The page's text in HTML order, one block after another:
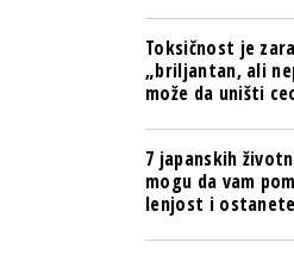
Toksičnost je
„briljantan, ali
može da uništi
7 japanskih
mogu da vam
lenjost i